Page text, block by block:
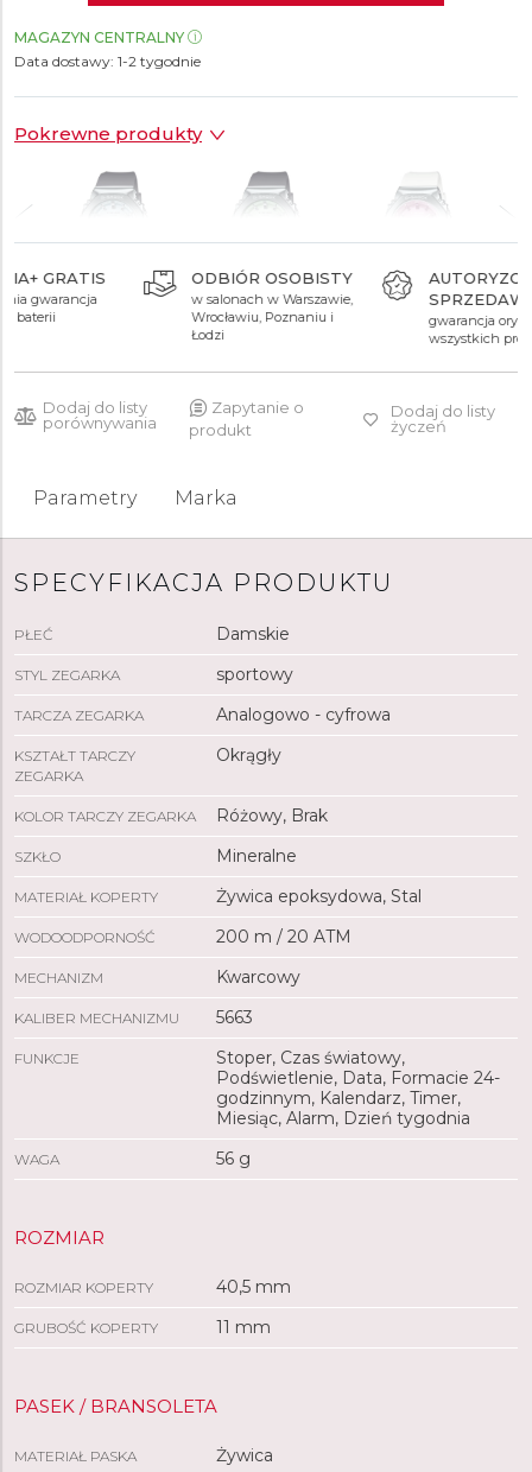
MAGAZYN CENTRALNY
Data dostawy: 1-2 tygodnie
Pokrewne produkty
899 zł 899 zł
ODBIÓR OSOBISTY
w salonach w Warszawie,
Wrocławiu, Poznaniu i
AUTORYZOWANY
SPRZEDAWCA
gwarancja oryginalności
wszystkich produktów
Dodaj do listy
porównywania
Zapytanie o
produkt
Dodaj do listy
życzeń
Parametry Marka
SPECYFIKACJA PRODUKTU
PŁEĆ Damskie
STYL ZEGARKA sportowy
TARCZA ZEGARKA Analogowo - cyfrowa
KSZTAŁT TARCZY
ZEGARKA
Okrągły
KOLOR TARCZY ZEGARKA Różowy, Brak
SZKŁO Mineralne
MATERIAŁ KOPERTY Żywica epoksydowa, Stal
WODOODPORNOŚĆ 200 m / 20 ATM
MECHANIZM Kwarcowy
KALIBER MECHANIZMU 5663
FUNKCJE
Stoper, Czas światowy,
Podświetlenie, Data, Formacie 24-
godzinnym, Kalendarz, Timer,
Miesiąc, Alarm, Dzień tygodnia
WAGA 56 g
ROZMIAR
ROZMIAR KOPERTY 40,5 mm
GRUBOŚĆ KOPERTY 11 mm
PASEK / BRANSOLETA
MATERIAŁ PASKA Żywica